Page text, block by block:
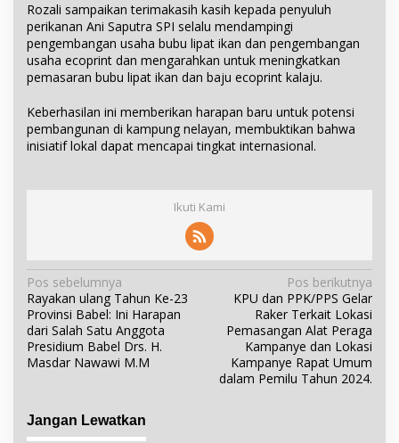
Rozali sampaikan terimakasih kasih kepada penyuluh
perikanan Ani Saputra SPI selalu mendampingi
pengembangan usaha bubu lipat ikan dan pengembangan
usaha ecoprint dan mengarahkan untuk meningkatkan
pemasaran bubu lipat ikan dan baju ecoprint kalaju.
Keberhasilan ini memberikan harapan baru untuk potensi
pembangunan di kampung nelayan, membuktikan bahwa
inisiatif lokal dapat mencapai tingkat internasional.
Ikuti Kami
N
a
v
i
g
s
i
Pos sebelumnya
Rayakan ulang Tahun Ke-23
Provinsi Babel: Ini Harapan
dari Salah Satu Anggota
Presidium Babel Drs. H.
Masdar Nawawi M.M
Pos berikutnya
KPU dan PPK/PPS Gelar
Raker Terkait Lokasi
Pemasangan Alat Peraga
Kampanye dan Lokasi
Kampanye Rapat Umum
dalam Pemilu Tahun 2024.
Jangan Lewatkan